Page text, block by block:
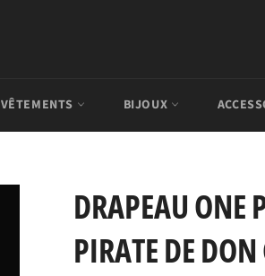
VÊTEMENTS BIJOUX
DRAPEAU ONE
PIRATE DE DON